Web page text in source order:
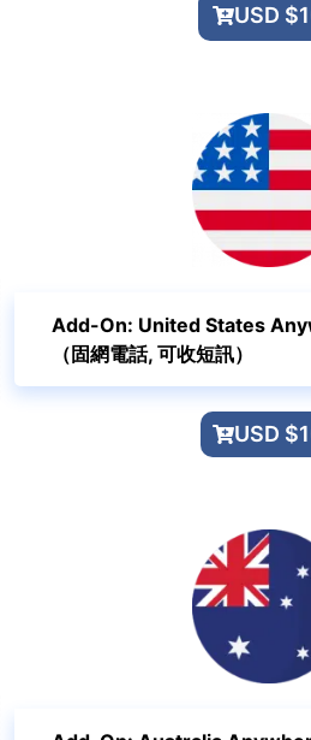
USD
Add-On: United States
（固網電話, 可收短訊）
USD